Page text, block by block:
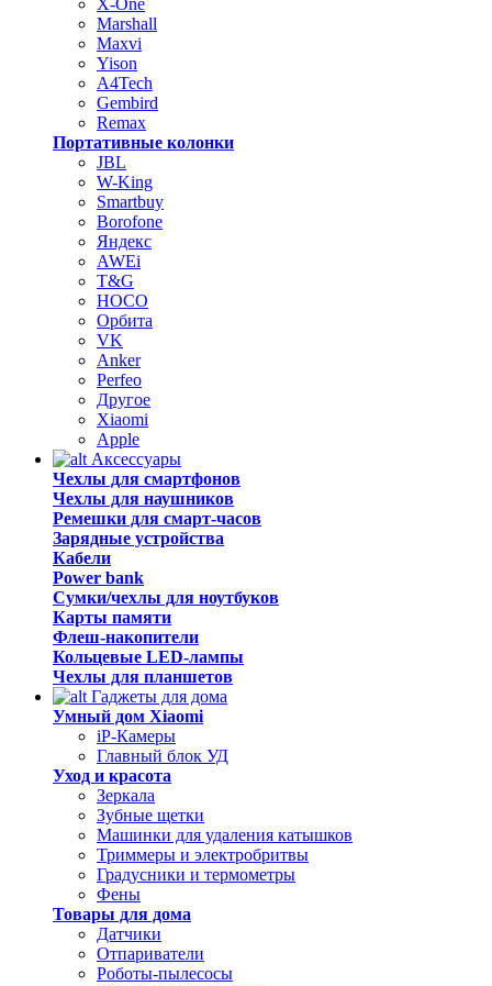
X-One
Marshall
Maxvi
Yison
A4Tech
Gembird
Remax
Портативные колонки
JBL
W-King
Smartbuy
Borofone
Яндекс
AWEi
T&G
HOCO
Орбита
VK
Anker
Perfeo
Другое
Xiaomi
Apple
Аксессуары
Чехлы для смартфонов
Чехлы для наушников
Ремешки для смарт-часов
Зарядные устройства
Кабели
Power bank
Сумки/чехлы для ноутбуков
Карты памяти
Флеш-накопители
Кольцевые LED-лампы
Чехлы для планшетов
Гаджеты для дома
Умный дом Xiaomi
iP-Камеры
Главный блок УД
Уход и красота
Зеркала
Зубные щетки
Машинки для удаления катышков
Триммеры и электробритвы
Градусники и термометры
Фены
Товары для дома
Датчики
Отпариватели
Роботы-пылесосы